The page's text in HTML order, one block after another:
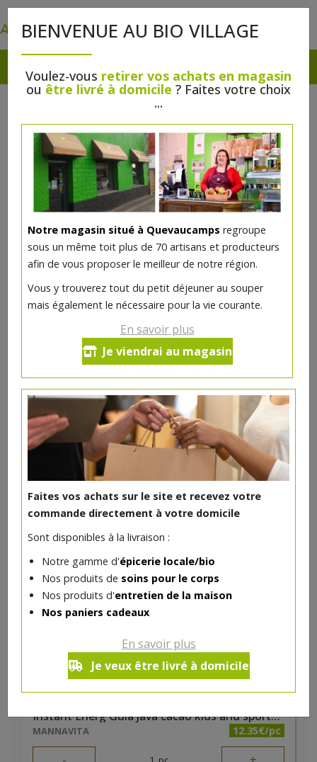
BIENVENUE AU BIO VILLAGE
Voulez-vous retirer vos achats en magasin
ou être livré à domicile ? Faites votre choix
...
Notre magasin situé à Quevaucamps regroupe
sous un même toit plus de 70 artisans et producteurs
afin de vous proposer le meilleur de notre région.
Vous y trouverez tout du petit déjeuner au souper
mais également le nécessaire pour la vie courante.
En savoir plus
Je viendrai au magasin
Faites vos achats sur le site et recevez votre
commande directement à votre domicile
Sont disponibles à la livraison :
Notre gamme d'épicerie locale/bio
Nos produits de soins pour le corps
Nos produits d'entretien de la maison
Nos paniers cadeaux
En savoir plus
Je veux être livré à domicile
Biscottes épeautre bio 400g
- 1 +
5.25€
Réception souhaitée le
DANS LA MÊME CATÉGORIE ...
Instant Energ Gula Java cacao kids and sportsbio 230g
MANNAVITA 12.35€/pc